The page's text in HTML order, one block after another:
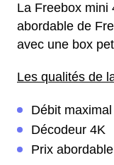
La Freebox mini
abordable de
avec une box
Les qualités de
Débit
Décodeur 4K
Prix abordable